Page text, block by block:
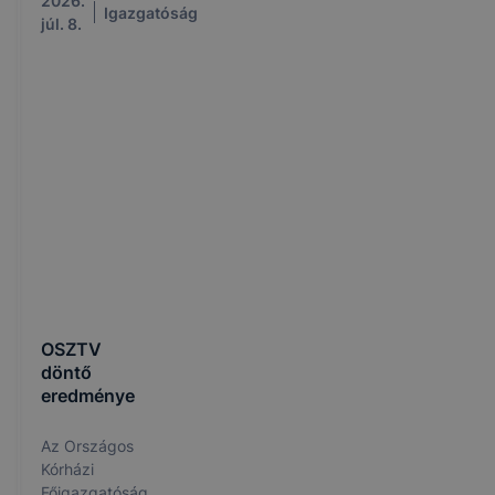
júl. 8.
Igazgatóság
OSZTV
döntő
eredménye
Az Országos
Kórházi